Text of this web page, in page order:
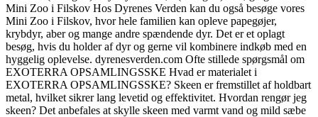
Mini Zoo i Filskov Hos Dyrenes Verden kan du også besøge vores
Mini Zoo i Filskov, hvor hele familien kan opleve papegøjer,
krybdyr, aber og mange andre spændende dyr. Det er et oplagt
besøg, hvis du holder af dyr og gerne vil kombinere indkøb med en
hyggelig oplevelse. dyrenesverden.com Ofte stillede spørgsmål om
EXOTERRA OPSAMLINGSSKE Hvad er materialet i
EXOTERRA OPSAMLINGSSKE? Skeen er fremstillet af holdbart
metal, hvilket sikrer lang levetid og effektivitet. Hvordan rengør jeg
skeen? Det anbefales at skylle skeen med varmt vand og mild sæbe